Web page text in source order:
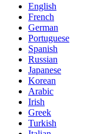
English
French
German
Portuguese
Spanish
Russian
Japanese
Korean
Arabic
Irish
Greek
Turkish